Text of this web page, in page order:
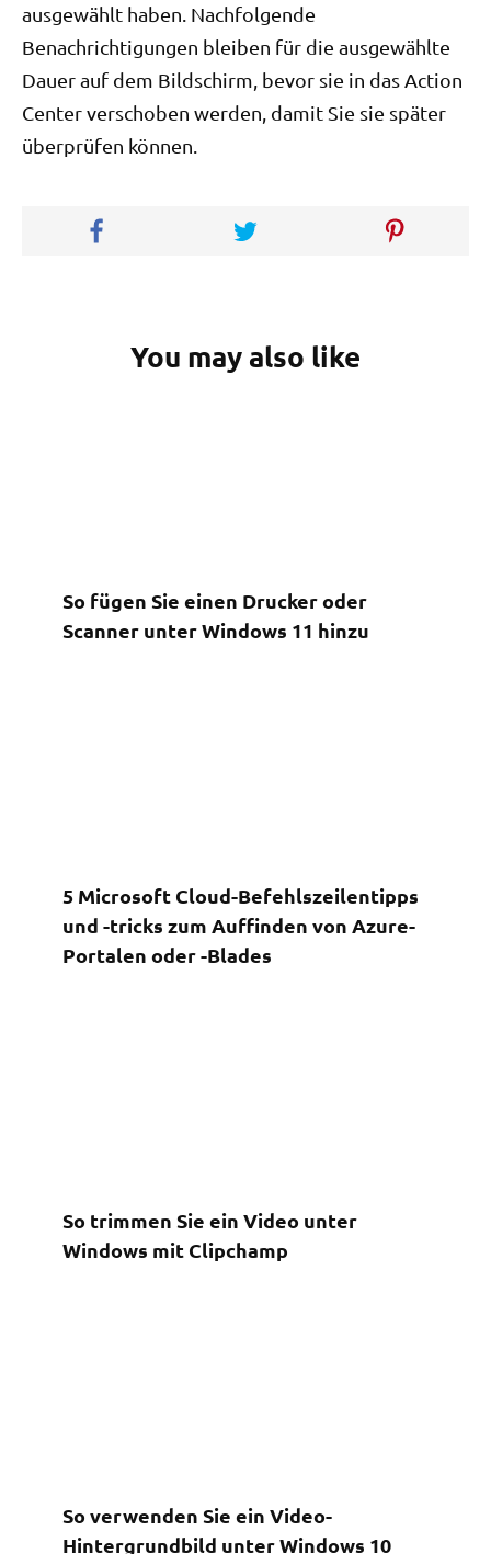
ausgewählt haben. Nachfolgende
Benachrichtigungen bleiben für die ausgewählte
Dauer auf dem Bildschirm, bevor sie in das Action
Center verschoben werden, damit Sie sie später
überprüfen können.
You may also like
So fügen Sie einen Drucker oder
Scanner unter Windows 11 hinzu
5 Microsoft Cloud-Befehlszeilentipps
und -tricks zum Auffinden von Azure-
Portalen oder -Blades
So trimmen Sie ein Video unter
Windows mit Clipchamp
So verwenden Sie ein Video-
Hintergrundbild unter Windows 10